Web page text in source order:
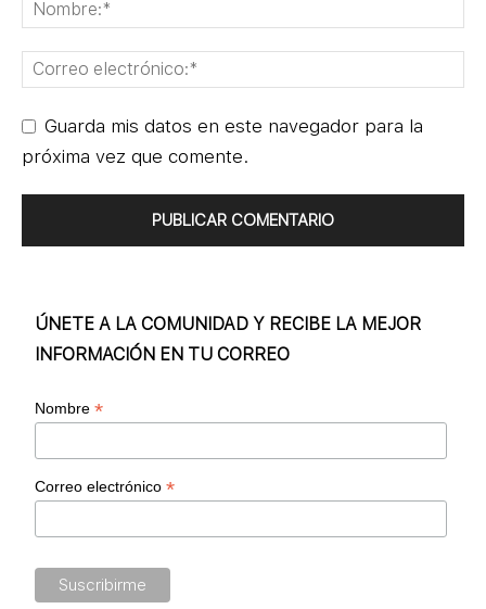
Guarda mis datos en este navegador para la
próxima vez que comente.
ÚNETE A LA COMUNIDAD Y RECIBE LA MEJOR
INFORMACIÓN EN TU CORREO
Nombre*
Correo electrónico*